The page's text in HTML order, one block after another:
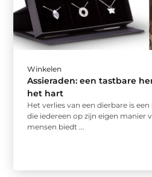
Winkelen
Assieraden: een tastbare
het hart
Het verlies van een dierbare is
die iedereen op zijn eigen manier
mensen biedt ...